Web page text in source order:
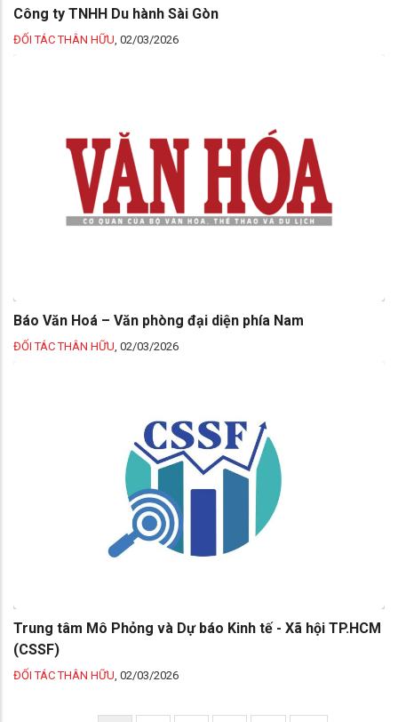
Công ty TNHH Du hành Sài Gòn
ĐỐI TÁC THÂN HỮU 02/03/2026
Báo Văn Hoá – Văn phòng đại diện phía Nam
ĐỐI TÁC THÂN HỮU, 02/03/2026
Trung tâm Mô Phỏng và Dự báo Kinh tế - Xã hội TP.HCM
(CSSF)
ĐỐI TÁC THÂN HỮU 02/03/2026